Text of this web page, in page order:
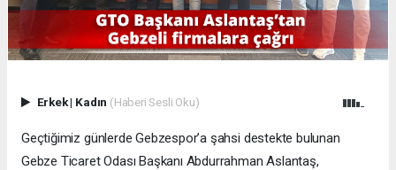
Erkek| Kadın (Haberi Sesli Oku)
Geçtiğimiz günlerde Gebzespor’a şahsi destekte bulunan
Gebze Ticaret Odası Başkanı Abdurrahman Aslantaş,